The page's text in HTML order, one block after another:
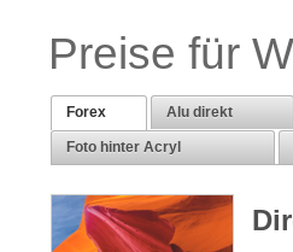
Preise für
Forex Alu direkt
Foto hinter Acryl